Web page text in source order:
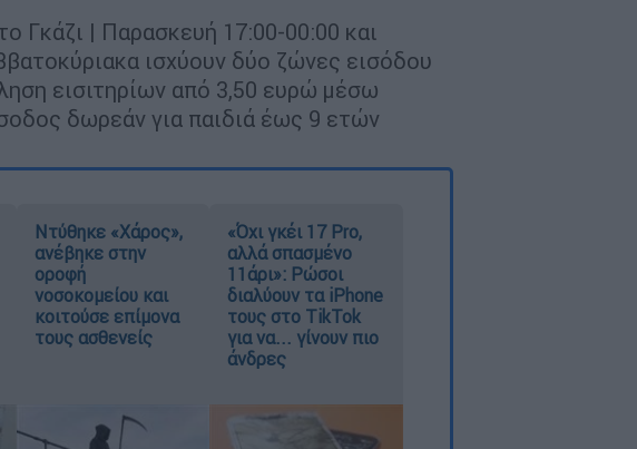
Γκάζι | Παρασκευή 17:00-00:00 και
ισχύουν δύο ζώνες εισόδου
εισιτηρίων από 3,50 ευρώ μέσω
δωρεάν για παιδιά έως 9 ετών
Ντύθηκε «Χάρος»,
ανέβηκε στην
οροφή
νοσοκομείου και
κοιτούσε επίμονα
τους ασθενείς
«Όχι γκέι 17 Pro,
αλλά σπασμένο
11άρι»: Ρώσοι
διαλύουν τα iPhone
τους στο TikTok
για να... γίνουν πιο
άνδρες